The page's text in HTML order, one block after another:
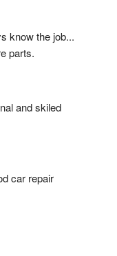
know the job...
parts.
and skiled
car repair